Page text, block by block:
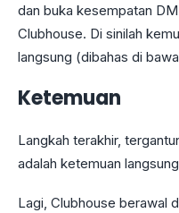
dan buka kesempatan
Clubhouse. Di sinilah
langsung (dibahas di
Ketemuan
Langkah terakhir,
adalah ketemuan
Lagi, Clubhouse berawal